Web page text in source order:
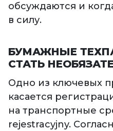
обсуждаются и
в силу.
БУМАЖНЫЕ
СТАТЬ
Одно из ключевых
касается
на транспортные
rejestracyjny.